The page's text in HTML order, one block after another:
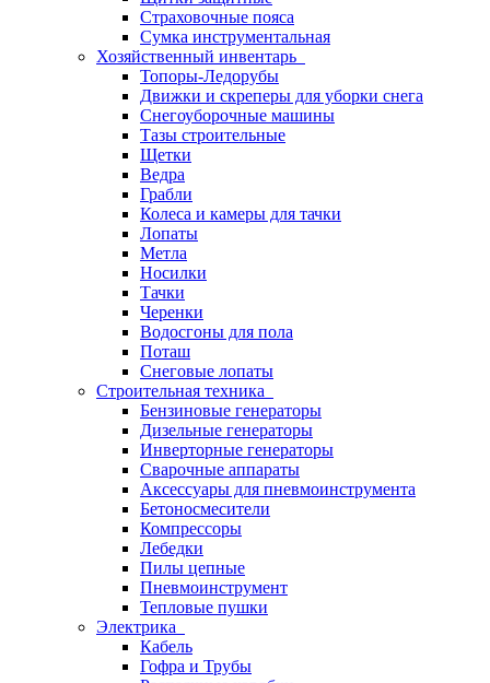
Страховочные пояса
Сумка инструментальная
Хозяйственный инвентарь
Топоры-Ледорубы
Движки и скреперы для уборки снега
Снегоуборочные машины
Тазы строительные
Щетки
Ведра
Грабли
Колеса и камеры для тачки
Лопаты
Метла
Носилки
Тачки
Черенки
Водосгоны для пола
Поташ
Снеговые лопаты
Строительная техника
Бензиновые генераторы
Дизельные генераторы
Инверторные генераторы
Сварочные аппараты
Аксессуары для пневмоинструмента
Бетоносмесители
Компрессоры
Лебедки
Пилы цепные
Пневмоинструмент
Тепловые пушки
Электрика
Кабель
Гофра и Трубы